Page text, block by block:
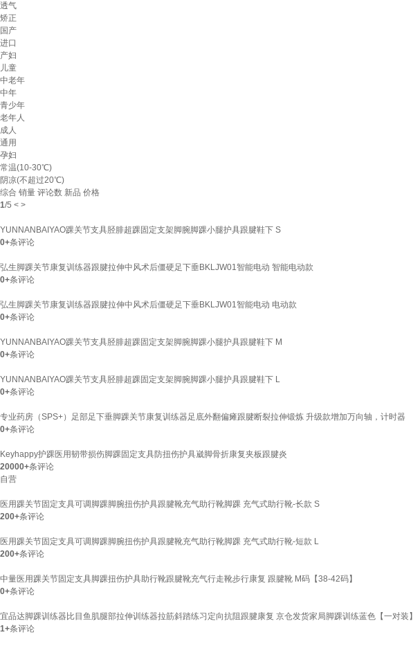
透气
矫正
国产
进口
产妇
儿童
中老年
中年
青少年
老年人
成人
通用
孕妇
常温(10-30℃)
阴凉(不超过20℃)
综合 销量 评论数 新品 价格
1/5 < >
YUNNANBAIYAO踝关节支具胫腓超踝固定支架脚腕脚踝小腿护具跟腱鞋下 S
0+条评论
弘生脚踝关节康复训练器跟腱拉伸中风术后僵硬足下垂BKLJW01智能电动 智能电动款
0+条评论
弘生脚踝关节康复训练器跟腱拉伸中风术后僵硬足下垂BKLJW01智能电动 电动款
0+条评论
YUNNANBAIYAO踝关节支具胫腓超踝固定支架脚腕脚踝小腿护具跟腱鞋下 M
0+条评论
YUNNANBAIYAO踝关节支具胫腓超踝固定支架脚腕脚踝小腿护具跟腱鞋下 L
0+条评论
专业药房（SPS+）足部足下垂脚踝关节康复训练器足底外翻偏瘫跟腱断裂拉伸锻炼 升级款增加万向轴，计时器
0+条评论
Keyhappy护踝医用韧带损伤脚踝固定支具防扭伤护具崴脚骨折康复夹板跟腱炎
20000+条评论
自营
医用踝关节固定支具可调脚踝脚腕扭伤护具跟腱靴充气助行靴脚踝 充气式助行靴-长款 S
200+条评论
医用踝关节固定支具可调脚踝脚腕扭伤护具跟腱靴充气助行靴脚踝 充气式助行靴-短款 L
200+条评论
中量医用踝关节固定支具脚踝扭伤护具助行靴跟腱靴充气行走靴步行康复 跟腱靴 M码【38-42码】
0+条评论
宜品达脚踝训练器比目鱼肌腿部拉伸训练器拉筋斜踏练习定向抗阻跟腱康复 京仓发货家局脚踝训练蓝色【一对装】
1+条评论